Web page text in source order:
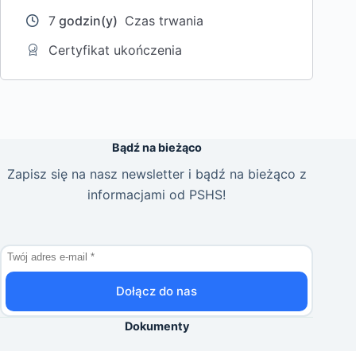
7 godzin(y) Czas trwania
Certyfikat ukończenia
Bądź na bieżąco
Zapisz się na nasz newsletter i bądź na bieżąco z
informacjami od PSHS!
Dołącz do nas
Dokumenty